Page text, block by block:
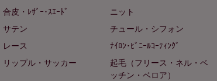
合皮・ﾚｻﾞｰ･ｽｴｰﾄﾞ
ニット
サテン
チュール・シフォン
レース
ﾅｲﾛﾝ･ﾋﾞﾆｰﾙｺｰﾃｨﾝｸﾞ
リップル・サッカー
起毛（フリース・ネル・ベ
ッチン・ベロア）